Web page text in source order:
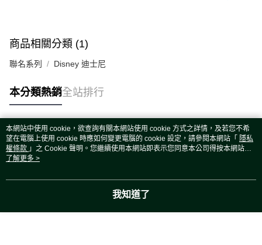
宅配(外島)
每筆NT$120，滿NT$5,000(含以上)免運費
商品相關分類 (1)
聯名系列 Disney 迪士尼
本分類熱銷全站排行
熱門標籤
本網站中使用 cookie，欲查詢有關本網站使用 cookie 方式之詳情，及若您不希
望在電腦上使用 cookie 時應如何變更電腦的 cookie 設定，請參閱本網站「 隱私
權條款 」之 Cookie 聲明。您繼續使用本網站即表示您同意本公司得按本網站使
用條款之 Cookie 聲明使用 cookie。
了解更多 >
我知道了